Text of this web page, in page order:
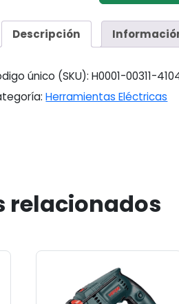
Descripción
único (SKU):H0001-00311-
Herramientas Eléctricas
relacionados